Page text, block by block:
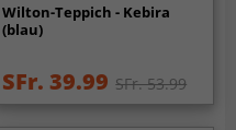
Wilton-Teppich - Kebira
(blau)
SFr. 39.99 SFr. 53.99